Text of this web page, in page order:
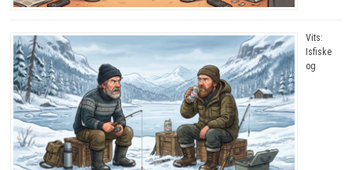
Vits:
Isfiske
og